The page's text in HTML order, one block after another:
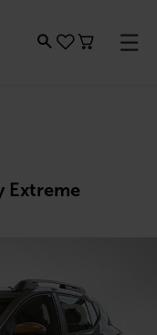
Extreme